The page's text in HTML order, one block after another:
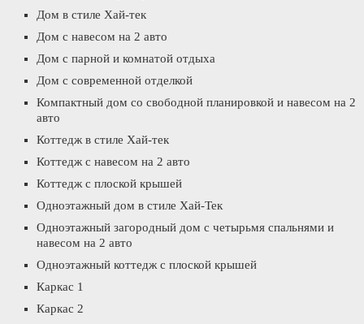
Дом в стиле Хай-тек
Дом с навесом на 2 авто
Дом с парной и комнатой отдыха
Дом с современной отделкой
Компактный дом со свободной планировкой и навесом на 2
авто
Коттедж в стиле Хай-тек
Коттедж с навесом на 2 авто
Коттедж с плоской крышей
Одноэтажный дом в стиле Хай-Тек
Одноэтажный загородный дом с четырьмя спальнями и
навесом на 2 авто
Одноэтажный коттедж с плоской крышей
Каркас 1
Каркас 2